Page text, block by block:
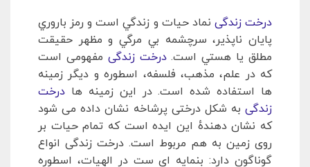
درخت زندگینماد حيات و زندگي است و رمز باروري
پايان ناپذير، سرچشمه بي مرگي و مظهر حقيقت
مطلق يا هستي است. درخت زندگیمفهومی است
که در علم، مذهب، فلسفه، اسطوره و دیگر زمینه
ها استفاده شده است. در این زمینه ها درخت
زندگیبه شکل درختی پرشاخه نشان داده می شود
که نشان دهندهٔ این ایده است که تمام حیات بر
روی زمین به هم مربوط است. درخت زندگی انواع
گوناگون دارد: بنمایه ای ست در الهیات، اسطوره